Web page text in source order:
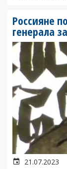
Россияне
генерала
21.07.2023